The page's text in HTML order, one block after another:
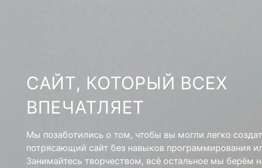
САЙТ, КОТОРЫЙ ВСЕХ
ВПЕЧАТЛЯЕТ
Мы позаботились о том, чтобы вы могли легко
потрясающий сайт без навыков программирования
Занимайтесь творчеством, всё остальное мы берём